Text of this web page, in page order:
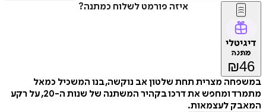
איזה פורמט לשלוח כמתנה?
דיגיטלי
מתנה
₪46
במשפחה מצרית תחת שלטון אב נוקשה, בנו המשכיל כמאל
מתמרד ומחפש את דרכו בקהיר המשתנה של שנות ה-20, על רקע
המאבק לעצמאות.